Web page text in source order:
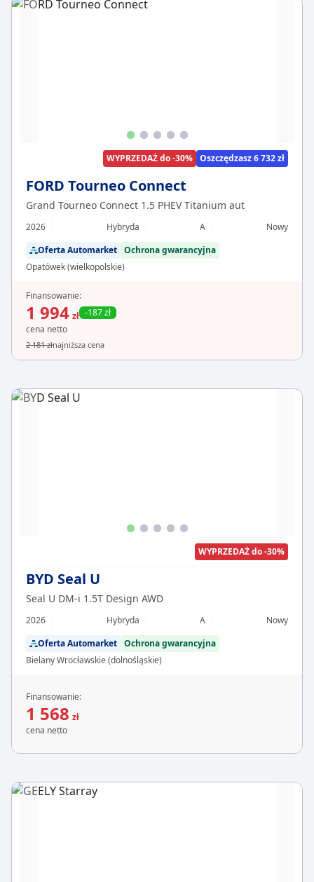
WYPRZEDAŻ do -30% Oszczędzasz 6 732 zł
FORD Tourneo Connect
Grand Tourneo Connect 1.5 PHEV Titanium aut
2026 Hybryda A
Nowy
Oferta Automarket Ochrona gwarancyjna
Opatówek (wielkopolskie)
Finansowanie:
1 994 zł -187 zł
cena netto
2 181 złnajniższa cena
WYPRZEDAŻ do -30%
BYD Seal U
Seal U DM-i 1.5T Design AWD
2026 Hybryda A
Nowy
Oferta Automarket Ochrona gwarancyjna
Bielany Wrocławskie (dolnośląskie)
Finansowanie:
1 568 zł
cena netto